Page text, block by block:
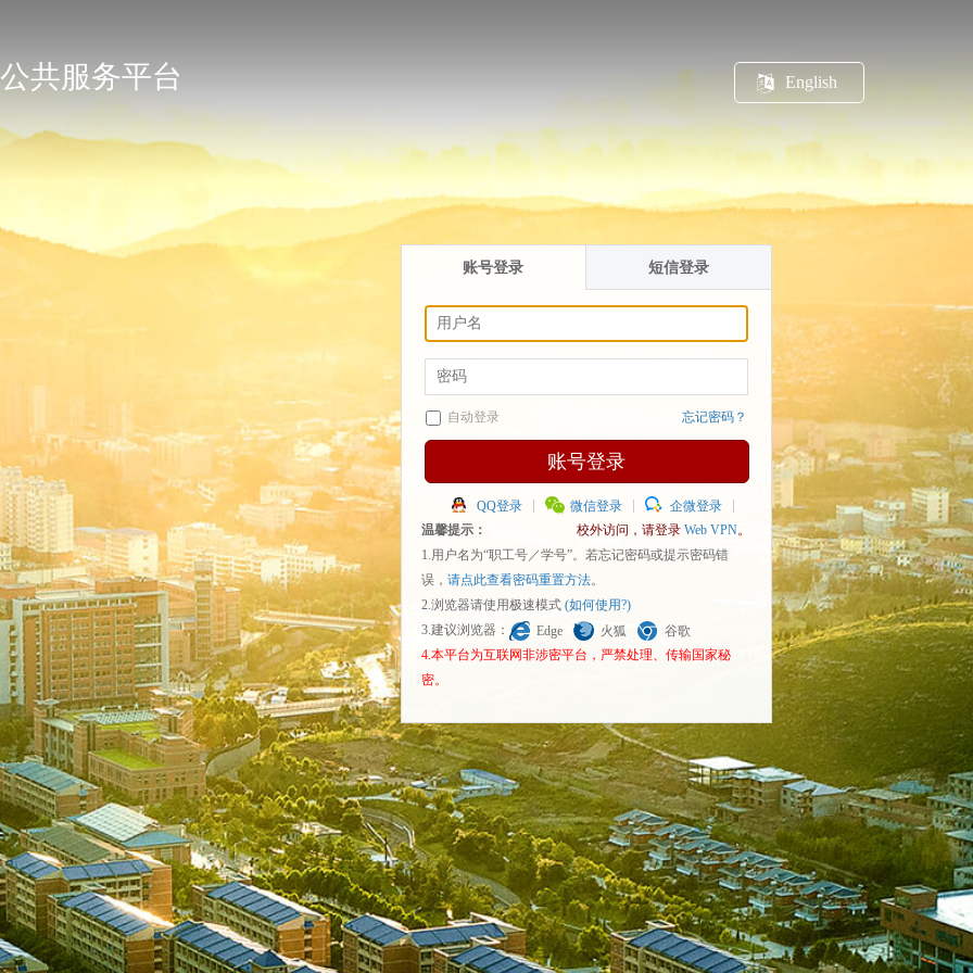
共服务平台 English
账号登录 短信登录
自动登录 忘记密码？
账号登录
QQ登录 微信登录
企微登录
温馨提示：
校外访问，请登录 Web VPN。
1.用户名为“职工号／学号”。若忘记密码或提示密码错
误， 请点此查看密码重置方法。
2.浏览器请使用极速模式 (如何使用?)
3.建议浏览器：
Edge 火狐
谷歌
4.本平台为互联网非涉密平台，严禁处理、传输国家秘
密。